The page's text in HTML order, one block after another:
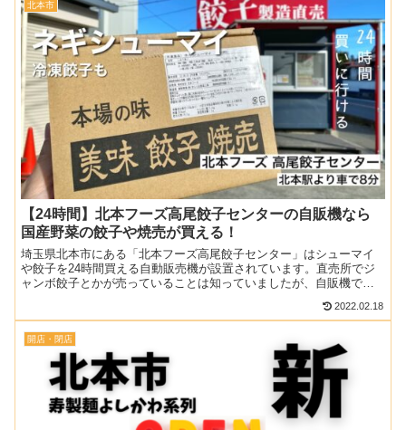
北本市
【24時間】北本フーズ高尾餃子センターの自販機なら
国産野菜の餃子や焼売が買える！
埼玉県北本市にある「北本フーズ高尾餃子センター」はシューマイ
や餃子を24時間買える自動販売機が設置されています。直売所でジ
ャンボ餃子とかが売っていることは知っていましたが、自販機でも
2022.02.18
開店・閉店